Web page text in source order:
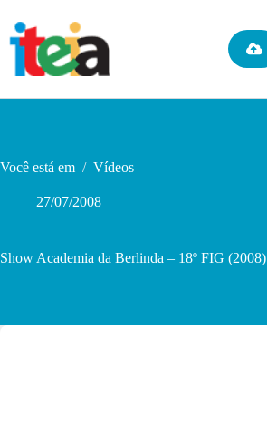
para
conteúdo
Você está em / Vídeos
27/07/2008
Show Academia da Berlinda – 18º FIG (2008)